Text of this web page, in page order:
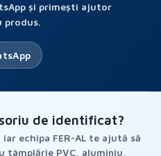
și primești ajutor
produs.
de identificat?
echipa FER-AL te ajută să
PVC, aluminiu,